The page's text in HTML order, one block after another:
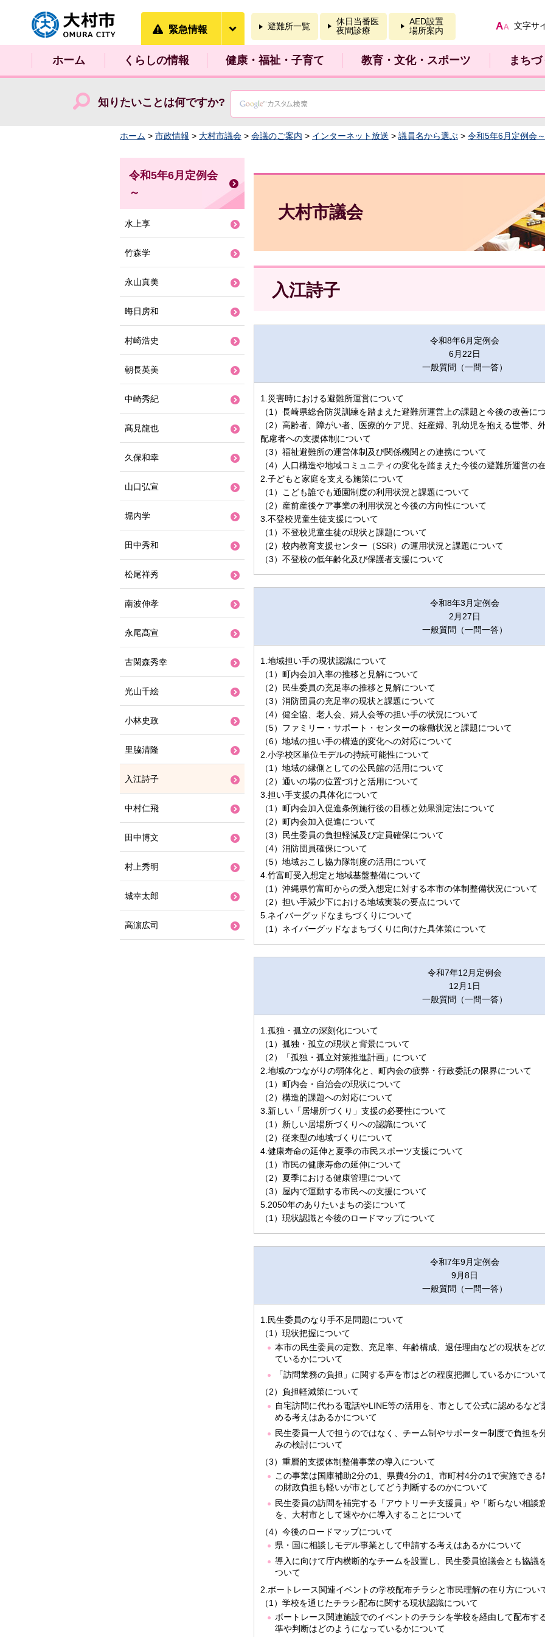
大村市
緊急情報 避難所一覧
休日当番医
夜間診療
AED設置
場所案内
文字サ
ホーム くらしの情報 健康・福祉・子育て 教育・文化・スポーツ まち
知りたいことは何ですか?
ホーム > 市政情報 > 大村市議会 > 会議のご案内 > インターネット放送 > 議員名から選ぶ > 令和5年6月定例会～
大村市議会
入江詩子
令和8年6月定例会
6月22日
一般質問（一問一答）
1.災害時における避難所運営について
（1）長崎県総合防災訓練を踏まえた避難所運営上の課題と今後の改善に
（2）高齢者、障がい者、医療的ケア児、妊産婦、乳幼児を抱える世帯、
配慮者への支援体制について
（3）福祉避難所の運営体制及び関係機関との連携について
（4）人口構造や地域コミュニティの変化を踏まえた今後の避難所運営の
2.子どもと家庭を支える施策について
（1）こども誰でも通園制度の利用状況と課題について
（2）産前産後ケア事業の利用状況と今後の方向性について
3.不登校児童生徒支援について
（1）不登校児童生徒の現状と課題について
（2）校内教育支援センター（SSR）の運用状況と課題について
（3）不登校の低年齢化及び保護者支援について
令和8年3月定例会
2月27日
一般質問（一問一答）
1.地域担い手の現状認識について
（1）町内会加入率の推移と見解について
（2）民生委員の充足率の推移と見解について
（3）消防団員の充足率の現状と課題について
（4）健全協、老人会、婦人会等の担い手の状況について
（5）ファミリー・サポート・センターの稼働状況と課題について
（6）地域の担い手の構造的変化への対応について
2.小学校区単位モデルの持続可能性について
（1）地域の縁側としての公民館の活用について
（2）通いの場の位置づけと活用について
3.担い手支援の具体化について
（1）町内会加入促進条例施行後の目標と効果測定法について
（2）町内会加入促進について
（3）民生委員の負担軽減及び定員確保について
（4）消防団員確保について
（5）地域おこし協力隊制度の活用について
4.竹富町受入想定と地域基盤整備について
（1）沖縄県竹富町からの受入想定に対する本市の体制整備状況について
（2）担い手減少下における地域実装の要点について
5.ネイバーグッドなまちづくりについて
（1）ネイバーグッドなまちづくりに向けた具体策について
令和7年12月定例会
12月1日
一般質問（一問一答）
1.孤独・孤立の深刻化について
（1）孤独・孤立の現状と背景について
（2）「孤独・孤立対策推進計画」について
2.地域のつながりの弱体化と、町内会の疲弊・行政委託の限界について
（1）町内会・自治会の現状について
（2）構造的課題への対応について
3.新しい「居場所づくり」支援の必要性について
（1）新しい居場所づくりへの認識について
（2）従来型の地域づくりについて
4.健康寿命の延伸と夏季の市民スポーツ支援について
（1）市民の健康寿命の延伸について
（2）夏季における健康管理について
（3）屋内で運動する市民への支援について
5.2050年のありたいまちの姿について
（1）現状認識と今後のロードマップについて
令和7年9月定例会
9月8日
一般質問（一問一答）
1.民生委員のなり手不足問題について
（1）現状把握について
本市の民生委員の定数、充足率、年齢構成、退任理由などの現状をど
ているかについて
「訪問業務の負担」に関する声を市はどの程度把握しているかについ
（2）負担軽減策について
自宅訪問に代わる電話やLINE等の活用を、市として公式に認めるなど
める考えはあるかについて
民生委員一人で担うのではなく、チーム制やサポーター制度で負担を
みの検討について
（3）重層的支援体制整備事業の導入について
この事業は国庫補助2分の1、県費4分の1、市町村4分の1で実施でき
の財政負担も軽いが市としてどう判断するのかについて
民生委員の訪問を補完する「アウトリーチ支援員」や「断らない相談
を、大村市として速やかに導入することについて
（4）今後のロードマップについて
県・国に相談しモデル事業として申請する考えはあるかについて
導入に向けて庁内横断的なチームを設置し、民生委員協議会とも協議
ついて
2.ボートレース関連イベントの学校配布チラシと市民理解の在り方につい
（1）学校を通じたチラシ配布に関する現状認識について
ボートレース関連施設でのイベントのチラシを学校を経由して配布す
準や判断はどのようになっているかについて
令和5年6月定例会
～
水上享
竹森学
永山真美
晦日房和
村崎浩史
朝長英美
中崎秀紀
髙見龍也
久保和幸
山口弘宣
堀内学
田中秀和
松尾祥秀
南波伸孝
永尾髙宣
古閑森秀幸
光山千絵
小林史政
里脇清隆
入江詩子
中村仁飛
田中博文
村上秀明
城幸太郎
高濵広司